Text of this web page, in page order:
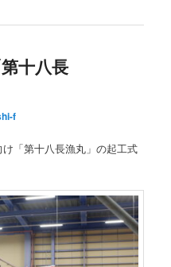
十八長
f
「第十八長漁丸」の起工式